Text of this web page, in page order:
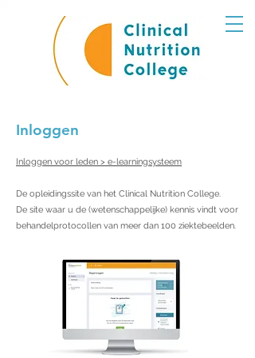
Inloggen
Inloggen voor leden > e-learningsysteem
De opleidingssite van het Clinical Nutrition College.
De site waar u de (wetenschappelijke) kennis vindt voor
behandelprotocollen van meer dan 100 ziektebeelden.